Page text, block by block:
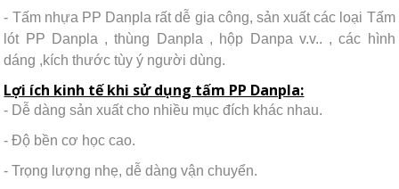
- Tấm nhựa PP Danpla rất dễ gia công, sản xuất các loại Tấm
lót PP Danpla , thùng Danpla , hộp Danpa v.v.. , các hình
dáng ,kích thước tùy ý người dùng.
Lợi ích kinh tế khi sử dụng tấm PP Danpla:
- Dễ dàng sản xuất cho nhiều mục đích khác nhau.
- Độ bền cơ học cao.
- Trọng lượng nhẹ, dễ dàng vận chuyển.